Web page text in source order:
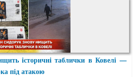
історичні таблички в Ковелі —
під атакою